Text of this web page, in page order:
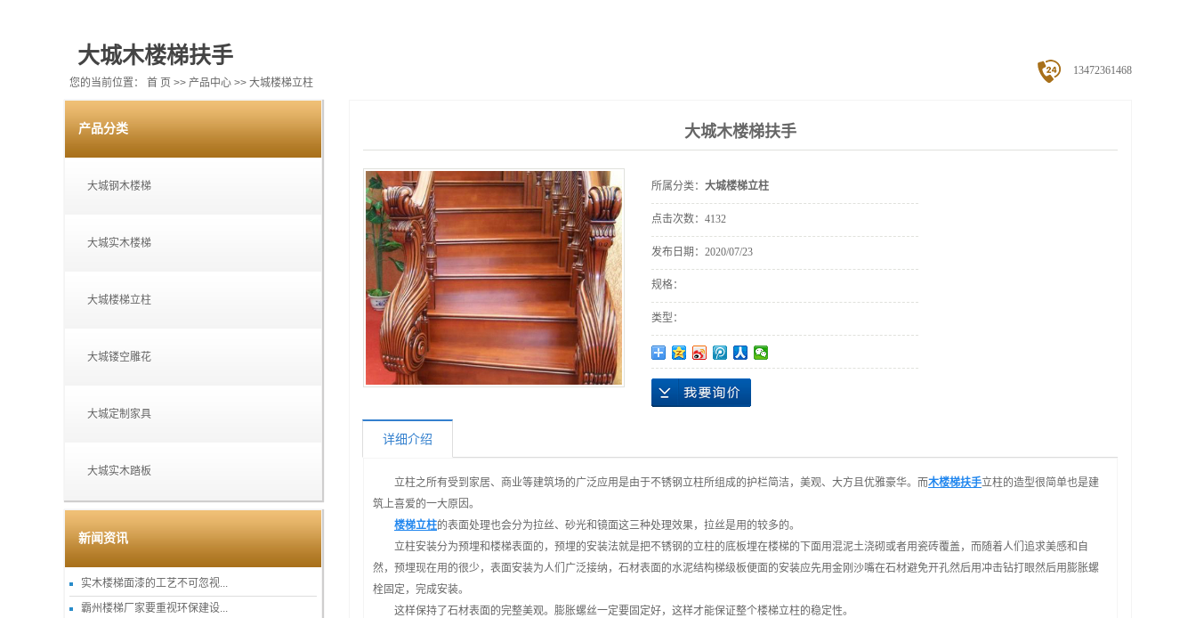
大城木楼梯扶手
您的当前位置： 首 页 >> 产品中心 >> 大城楼梯立柱
产品分类
大城钢木楼梯
大城实木楼梯
大城楼梯立柱
大城镂空雕花
大城定制家具
大城实木踏板
新闻资讯
实木楼梯面漆的工艺不可忽视...
霸州楼梯厂家要重视环保建设...
13472361468
大城木楼梯扶手
所属分类： 大城楼梯立柱
点击次数： 4132
发布日期： 2020/07/23
规格：
类型：
详细介绍
立柱之所有受到家居、商业等建筑场的广泛应用是由于不锈钢立柱所组成的护栏简洁，美观、大方且优雅豪华。而木楼梯扶手立柱的造型很简单也是建
筑上喜爱的一大原因。
楼梯立柱的表面处理也会分为拉丝、砂光和镜面这三种处理效果，拉丝是用的较多的。
立柱安装分为预埋和楼梯表面的，预埋的安装法就是把不锈钢的立柱的底板埋在楼梯的下面用混泥土浇砌或者用瓷砖覆盖，而随着人们追求美感和自
然，预埋现在用的很少，表面安装为人们广泛接纳，石材表面的水泥结构梯级板便面的安装应先用金刚沙嘴在石材避免开孔然后用冲击钻打眼然后用膨胀螺
栓固定，完成安装。
这样保持了石材表面的完整美观。膨胀螺丝一定要固定好，这样才能保证整个楼梯立柱的稳定性。